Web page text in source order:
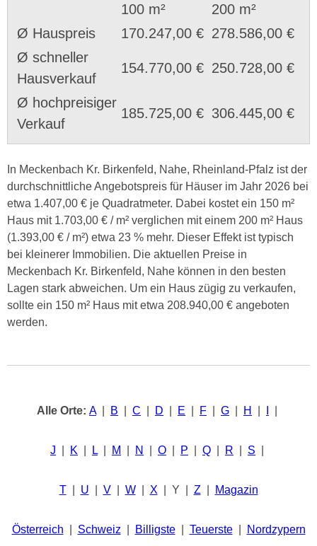
100 m²
200 m²
Ø Hauspreis
170.247,00 € 278.586,00 €
Ø schneller
Hausverkauf
154.770,00 € 250.728,00 €
Ø hochpreisiger
Verkauf
185.725,00 € 306.445,00 €
In Meckenbach Kr. Birkenfeld, Nahe, Rheinland-Pfalz ist der
durchschnittliche Angebotspreis für Häuser im Jahr 2026 bei
etwa 1.407,00 € je Quadratmeter. Dabei kostet ein 150 m²
Haus mit 1.703,00 € / m² verglichen mit einem 200 m² Haus
(1.393,00 € / m²) etwa 23 % mehr. Dieser Effekt ist typisch
bei kleinerer Immobilien. Die aktuellen Preise in
Meckenbach Kr. Birkenfeld, Nahe können in den besten
Lagen stark abweichen. Um ein Haus zügig zu verkaufen,
sollte ein 150 m² Haus mit etwa 208.940,00 € angeboten
werden.
Alle Orte: A| B C D E F G H
J K L M N O P Q R S
T| U V| W| X | Y | Z Magazin
Österreich Schweiz Billigste| Teuerste| Nordzypern